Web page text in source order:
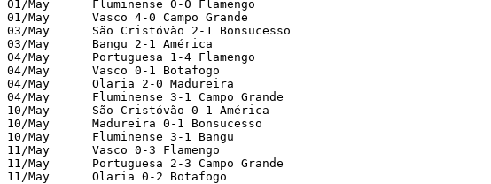
01/May      Fluminense 0-0 Flamengo
01/May      Vasco 4-0 Campo Grande
03/May      São Cristóvão 2-1 Bonsucesso
03/May      Bangu 2-1 América
04/May      Portuguesa 1-4 Flamengo
04/May      Vasco 0-1 Botafogo
04/May      Olaria 2-0 Madureira
04/May      Fluminense 3-1 Campo Grande
10/May      São Cristóvão 0-1 América
10/May      Madureira 0-1 Bonsucesso
10/May      Fluminense 3-1 Bangu
11/May      Vasco 0-3 Flamengo
11/May      Portuguesa 2-3 Campo Grande
11/May      Olaria 0-2 Botafogo